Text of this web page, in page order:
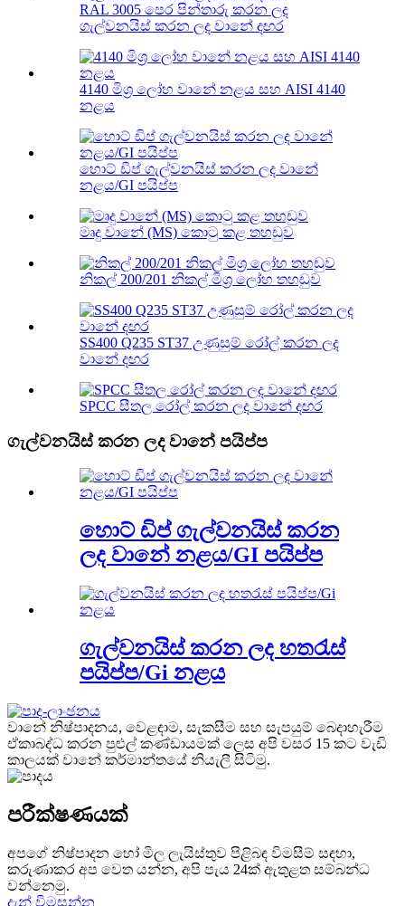
RAL 3005 පෙර පින්තාරු කරන ලද
ගැල්වනයිස් කරන ලද වානේ දඟර
4140 මිශ්‍ර ලෝහ වානේ නළය සහ AISI 4140
නළය
හොට් ඩිප් ගැල්වනයිස් කරන ලද වානේ
නළය/GI පයිප්ප
මෘදු වානේ (MS) කොටු කළ තහඩුව
නිකල් 200/201 නිකල් මිශ්‍ර ලෝහ තහඩුව
SS400 Q235 ST37 උණුසුම් රෝල් කරන ලද
වානේ දඟර
SPCC සීතල රෝල් කරන ලද වානේ දඟර
ගැල්වනයිස් කරන ලද වානේ පයිප්ප
හොට් ඩිප් ගැල්වනයිස් කරන
ලද වානේ නළය/GI පයිප්ප
ගැල්වනයිස් කරන ලද හතරැස්
පයිප්ප/Gi නළය
වානේ නිෂ්පාදනය, වෙළඳාම, සැකසීම සහ සැපයුම් බෙදාහැරීම
ඒකාබද්ධ කරන පුළුල් කණ්ඩායමක් ලෙස අපි වසර 15 කට වැඩි
කාලයක් වානේ කර්මාන්තයේ නියැලී සිටිමු.
පරීක්ෂණයක්
අපගේ නිෂ්පාදන හෝ මිල ලැයිස්තුව පිළිබඳ විමසීම් සඳහා,
කරුණාකර අප වෙත යන්න, අපි පැය 24ක් ඇතුළත සම්බන්ධ
වන්නෙමු.
දැන් විමසන්න